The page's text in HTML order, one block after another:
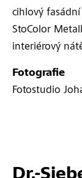
cihlový
StoColor
interiérový
Fotografie
Fotostudio